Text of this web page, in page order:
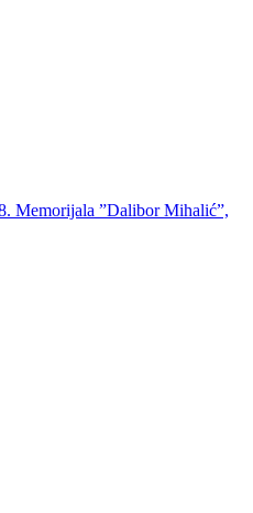
Memorijala ”Dalibor Mihalić”,